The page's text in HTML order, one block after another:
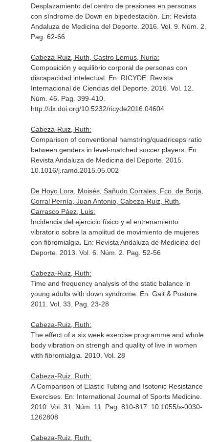
Desplazamiento del centro de presiones en personas
con síndrome de Down en bipedestación. En: Revista
Andaluza de Medicina del Deporte. 2016. Vol. 9. Núm. 2.
Pag. 62-66
Cabeza-Ruiz, Ruth, Castro Lemus, Nuria:
Composición y equilibrio corporal de personas con
discapacidad intelectual. En: RICYDE: Revista
Internacional de Ciencias del Deporte. 2016. Vol. 12.
Núm. 46. Pag. 399-410.
http://dx.doi.org/10.5232/ricyde2016.04604
Cabeza-Ruiz, Ruth:
Comparison of conventional hamstring/quadriceps ratio
between genders in level-matched soccer players. En:
Revista Andaluza de Medicina del Deporte. 2015.
10.1016/j.ramd.2015.05.002
De Hoyo Lora, Moisés, Sañudo Corrales, Fco. de Borja,
Corral Pernía, Juan Antonio, Cabeza-Ruiz, Ruth,
Carrasco Páez, Luis:
Incidencia del ejercicio físico y el entrenamiento
vibratorio sobre la amplitud de movimiento de mujeres
con fibromialgia. En: Revista Andaluza de Medicina del
Deporte. 2013. Vol. 6. Núm. 2. Pag. 52-56
Cabeza-Ruiz, Ruth:
Time and frequency analysis of the static balance in
young adults with down syndrome. En: Gait & Posture.
2011. Vol. 33. Pag. 23-28
Cabeza-Ruiz, Ruth:
The effect of a six week exercise programme and whole
body vibration on strengh and quality of live in women
with fibromialgia. 2010. Vol. 28
Cabeza-Ruiz, Ruth:
A Comparison of Elastic Tubing and Isotonic Resistance
Exercises. En: International Journal of Sports Medicine.
2010. Vol. 31. Núm. 11. Pag. 810-817. 10.1055/s-0030-
1262808
Cabeza-Ruiz, Ruth: